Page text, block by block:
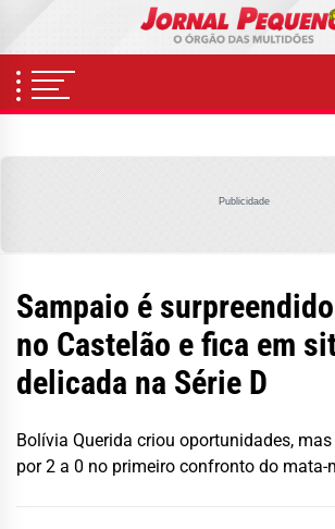
content
Publicidade
Sampaio é
no Castelão e fica em
delicada na Série D
Bolívia Querida criou oportunidades,
por 2 a 0 no primeiro confronto do mata-